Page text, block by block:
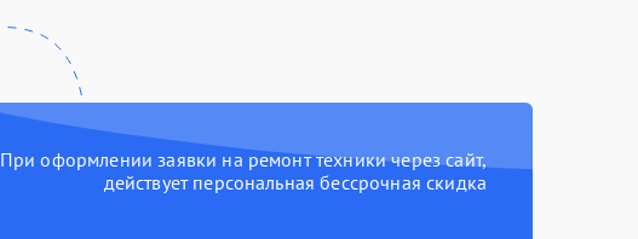
При оформлении заявки на ремонт техники через сайт,
действует персональная бессрочная скидка